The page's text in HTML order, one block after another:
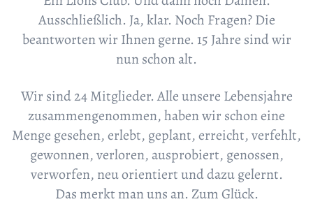
Ausschließlich. Ja, klar. Noch Fragen? Die
beantworten wir Ihnen gerne. 15 Jahre sind wir
nun schon alt.
Wir sind 24 Mitglieder. Alle unsere Lebensjahre
zusammengenommen, haben wir schon eine
Menge gesehen, erlebt, geplant, erreicht, verfehlt,
gewonnen, verloren, ausprobiert, genossen,
verworfen, neu orientiert und dazu gelernt.
Das merkt man uns an. Zum Glück.